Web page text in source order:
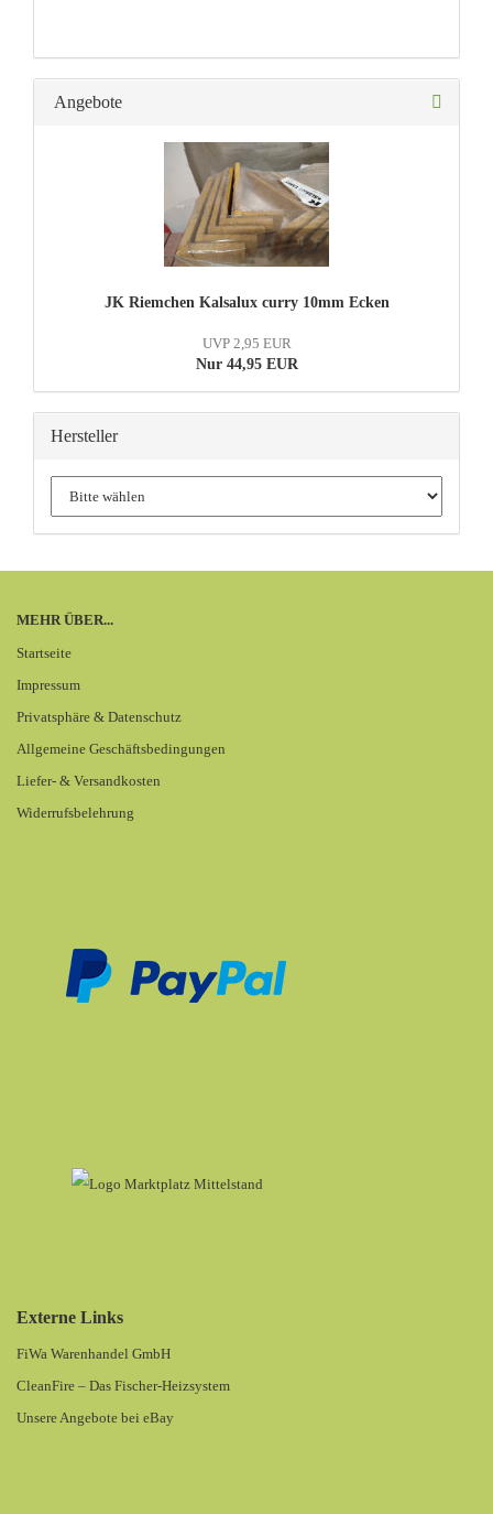
Angebote
JK Riemchen Kalsalux curry 10mm Ecken
UVP 2,95 EUR
Nur 44,95 EUR
Hersteller
MEHR ÜBER...
Startseite
Impressum
Privatsphäre & Datenschutz
Allgemeine Geschäftsbedingungen
Liefer- & Versandkosten
Widerrufsbelehrung
Externe Links
FiWa Warenhandel GmbH
CleanFire – Das Fischer-Heizsystem
Unsere Angebote bei eBay